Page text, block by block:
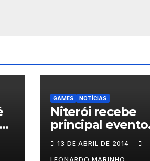
GAMES NOTÍCIAS
Niterói recebe
principal evento
internacional que
mescla saúde e
13 DE ABRIL DE 2014